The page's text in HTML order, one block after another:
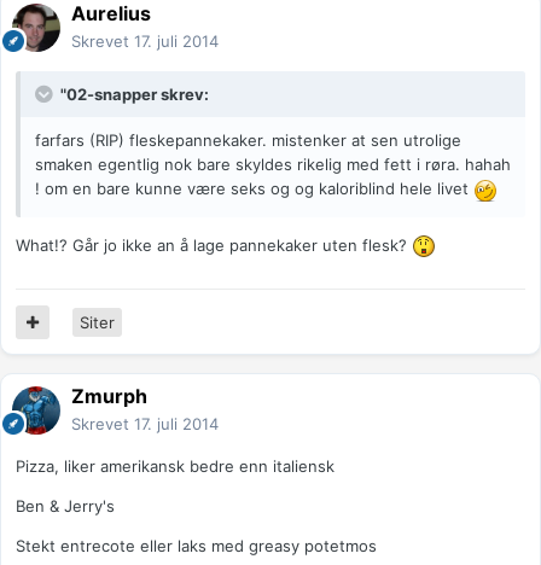
Aurelius
Skrevet 17. juli 2014
"02-snapper skrev:
farfars (RIP) fleskepannekaker. mistenker at sen utrolige
smaken egentlig nok bare skyldes rikelig med fett i røra. hahah
! om en bare kunne være seks og og kaloriblind hele livet
What!? Går jo ikke an å lage pannekaker uten flesk?
Siter
Zmurph
Skrevet 17. juli 2014
Pizza, liker amerikansk bedre enn italiensk
Ben & Jerry's
Stekt entrecote eller laks med greasy potetmos